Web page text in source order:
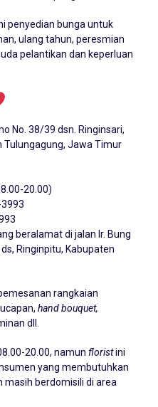
penyedian bunga untuk
ulang tahun, peresmian
pelantikan dan keperluan
No. 38/39 dsn. Ringinsari,
Tulungagung, Jawa Timur
20.00)
beralamat di jalan Ir. Bung
Ringinpitu, Kabupaten
rangkaian
hand bouquet,
dll.
20.00, namun floristini
yang membutuhkan
masih berdomisili di area